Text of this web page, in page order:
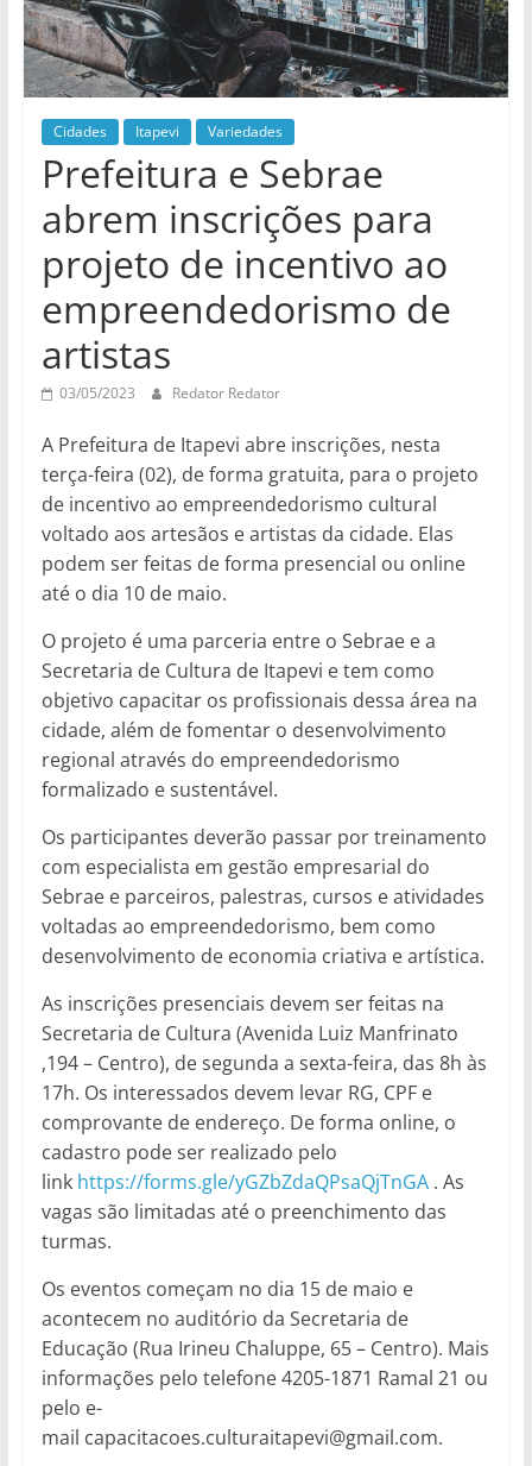
Cidades Itapevi Variedades
Prefeitura e Sebrae
abrem inscrições para
projeto de incentivo ao
empreendedorismo de
artistas
03/05/2023 Redator Redator
A Prefeitura de Itapevi abre inscrições, nesta
terça-feira (02), de forma gratuita, para o projeto
de incentivo ao empreendedorismo cultural
voltado aos artesãos e artistas da cidade. Elas
podem ser feitas de forma presencial ou online
até o dia 10 de maio.
O projeto é uma parceria entre o Sebrae e a
Secretaria de Cultura de Itapevi e tem como
objetivo capacitar os profissionais dessa área na
cidade, além de fomentar o desenvolvimento
regional através do empreendedorismo
formalizado e sustentável.
Os participantes deverão passar por treinamento
com especialista em gestão empresarial do
Sebrae e parceiros, palestras, cursos e atividades
voltadas ao empreendedorismo, bem como
desenvolvimento de economia criativa e artística.
As inscrições presenciais devem ser feitas na
Secretaria de Cultura (Avenida Luiz Manfrinato
,194 – Centro), de segunda a sexta-feira, das 8h às
17h. Os interessados devem levar RG, CPF e
comprovante de endereço. De forma online, o
cadastro pode ser realizado pelo
link https://forms.gle/yGZbZdaQPsaQjTnGA. As
vagas são limitadas até o preenchimento das
turmas.
Os eventos começam no dia 15 de maio e
acontecem no auditório da Secretaria de
Educação (Rua Irineu Chaluppe, 65 – Centro). Mais
informações pelo telefone 4205-1871 Ramal 21 ou
pelo e-
mail capacitacoes.culturaitapevi@gmail.com.